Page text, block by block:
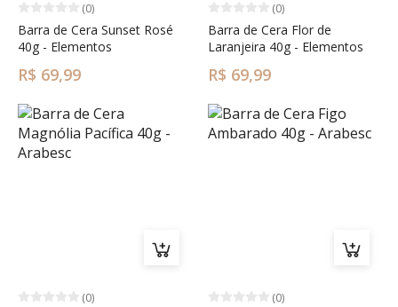
(0)
Barra de Cera Sunset Rosé
40g - Elementos
R$ 69,99
(0)
Barra de Cera Flor de
Laranjeira 40g - Elementos
R$ 69,99
(0) (0)